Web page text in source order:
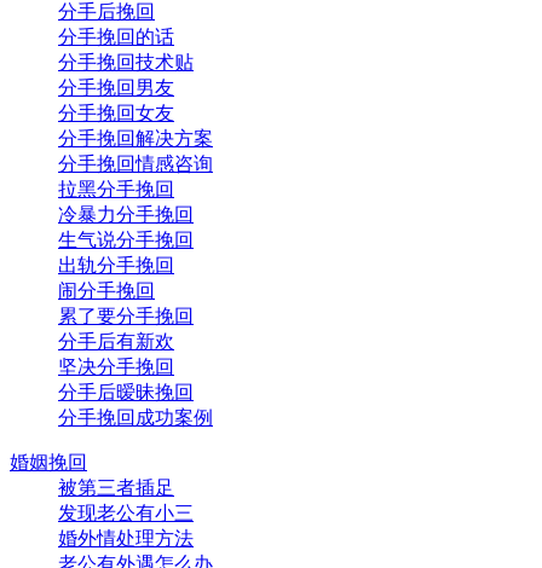
分手后挽回
分手挽回的话
分手挽回技术贴
分手挽回男友
分手挽回女友
分手挽回解决方案
分手挽回情感咨询
拉黑分手挽回
冷暴力分手挽回
生气说分手挽回
出轨分手挽回
闹分手挽回
累了要分手挽回
分手后有新欢
坚决分手挽回
分手后暧昧挽回
分手挽回成功案例
婚姻挽回
被第三者插足
发现老公有小三
婚外情处理方法
老公有外遇怎么办